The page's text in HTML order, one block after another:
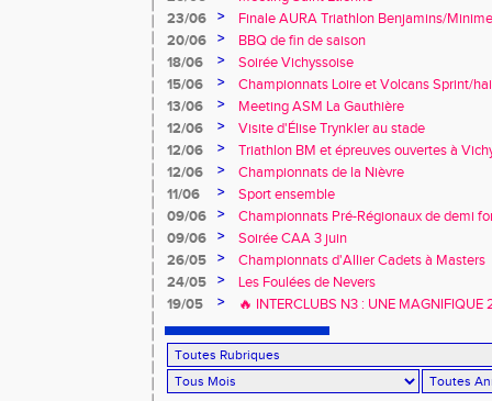
23/06
>
Finale AURA Triathlon Benjamins/
20/06
>
BBQ de fin de saison
18/06
>
Soirée Vichyssoise
15/06
>
Championnats Loire et Volcans Sprint/
13/06
>
Meeting ASM La Gauthière
12/06
>
Visite d'Élise Trynkler au stade
12/06
>
Triathlon BM et épreuves ouvertes à
12/06
>
Championnats de la Nièvre
11/06
>
Sport ensemble
09/06
>
Championnats Pré-Régionaux de demi
09/06
>
Soirée CAA 3 juin
26/05
>
Championnats d'Allier Cadets à Masters
24/05
>
Les Foulées de Nevers
19/05
>
🔥 INTERCLUBS N3 : UNE MAGNIFIQUE